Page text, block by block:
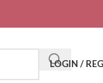
LOGIN /